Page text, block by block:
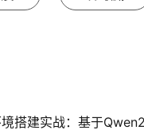
搭建实战：基于